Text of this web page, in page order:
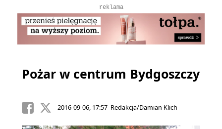
reklama
Pożar w centrum Bydgoszczy
2016-09-06, 17:57 Redakcja/Damian Klich